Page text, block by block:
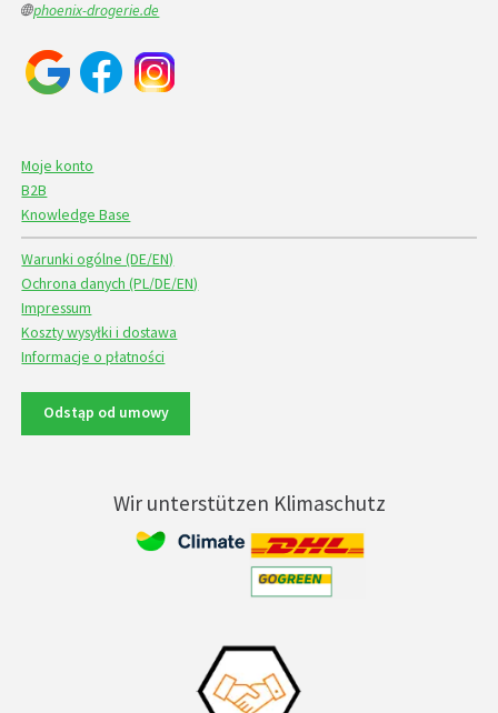
🌐phoenix-drogerie.de
Moje konto
B2B
Knowledge Base
Warunki ogólne (DE/EN)
Ochrona danych (PL/DE/EN)
Impressum
Koszty wysyłki i dostawa
Informacje o płatności
Odstąp od umowy
Wir unterstützen Klimaschutz